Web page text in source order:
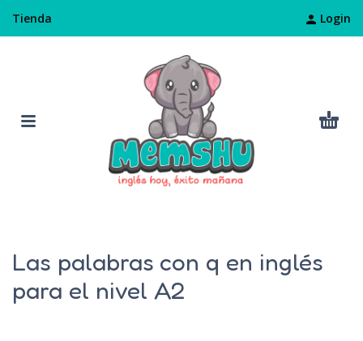
Tienda Login
Las palabras con q en inglés
para el nivel A2